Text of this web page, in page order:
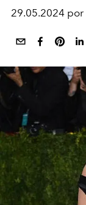
29.05.2024 por